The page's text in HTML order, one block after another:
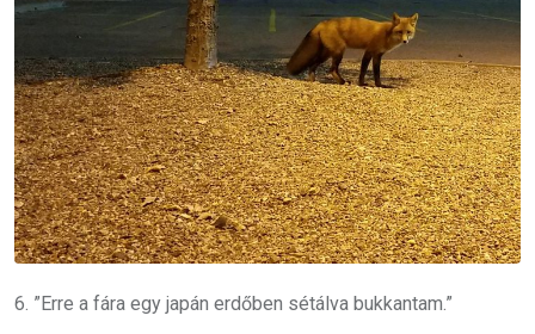
6. ”Erre a fára egy japán erdőben sétálva bukkantam.”